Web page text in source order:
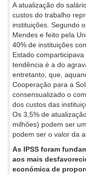
A atualização do
custos do trabalho
instituições. Segundo
Mendes e feito pela
40% de instituições
Estado
tendência é a do
entretanto, que,
Cooperação para a
consensualizado o
dos custos das
Os 3,5% de
milhões) podem ser
podem ser o valor da
As IPSS foram
aos mais
económica de